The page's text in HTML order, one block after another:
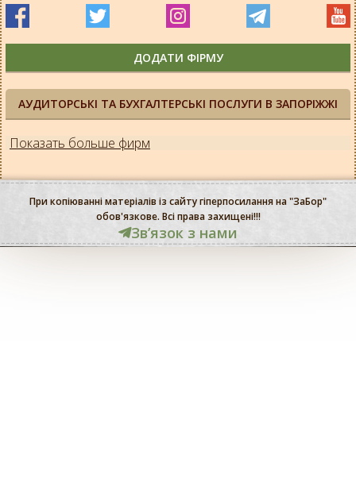
АУДИТОРСЬКІ ТА БУХГАЛТЕРСЬКІ ПОСЛУГИ В ЗАПОРІЖЖІ
Показать больше фирм
ДОДАТИ ФІРМУ
При копіюванні матеріалів із сайту гіперпосилання на "ЗаБор"
обов'язкове. Всі права захищені!!!
Звʼязок з нами